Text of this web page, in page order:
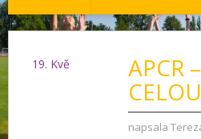
19. Kvě APCR
napsala